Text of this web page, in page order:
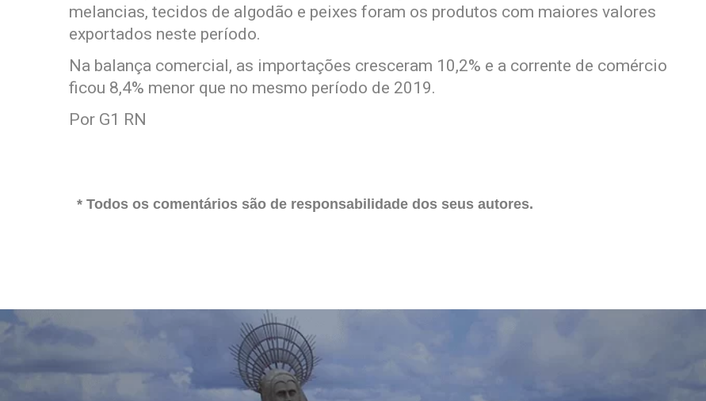
melancias, tecidos de algodão e peixes foram os produtos com maiores valores
exportados neste período.
Na balança comercial, as importações cresceram 10,2% e a corrente de comércio
ficou 8,4% menor que no mesmo período de 2019.
Por G1 RN
* Todos os comentários são de responsabilidade dos seus autores.